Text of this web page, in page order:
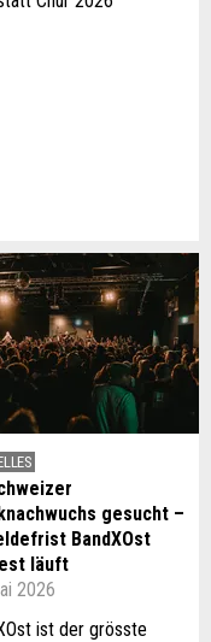
gesucht –
BandXOst
läuft
2026
ist der grösste